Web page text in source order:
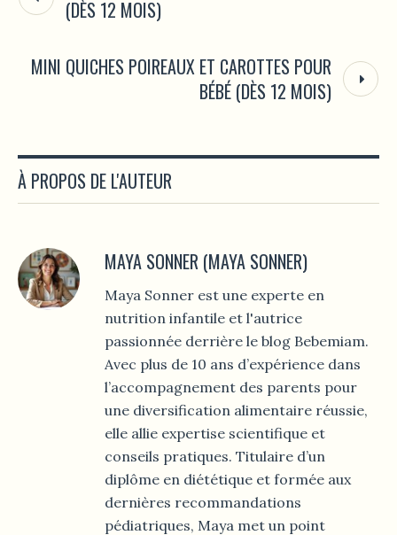
(DÈS 12 MOIS)
MINI QUICHES POIREAUX ET CAROTTES POUR
BÉBÉ (DÈS 12 MOIS)
À PROPOS DE L'AUTEUR
MAYA SONNER (MAYA SONNER)
Maya Sonner est une experte en
nutrition infantile et l'autrice
passionnée derrière le blog Bebemiam.
Avec plus de 10 ans d’expérience dans
l’accompagnement des parents pour
une diversification alimentaire réussie,
elle allie expertise scientifique et
conseils pratiques. Titulaire d’un
diplôme en diététique et formée aux
dernières recommandations
pédiatriques, Maya met un point